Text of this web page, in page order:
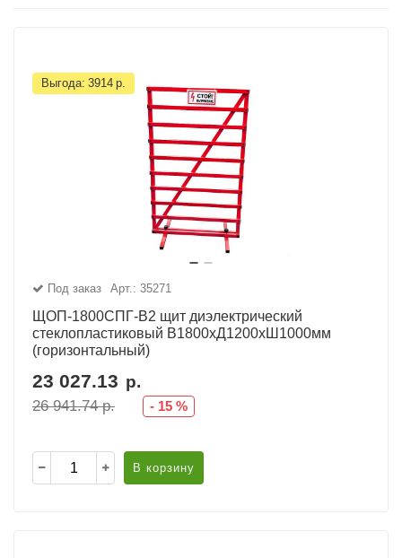
Выгода: 3914 р.
Под заказ Арт.: 35271
ЩОП-1800СПГ-В2 щит диэлектрический
стеклопластиковый В1800хД1200хШ1000мм
(горизонтальный)
23 027.13 р.
26 941.74р. - 15 %
В корзину